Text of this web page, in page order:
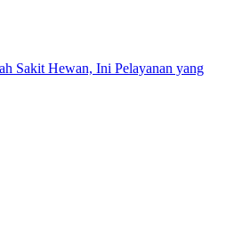
Sakit Hewan, Ini Pelayanan yang